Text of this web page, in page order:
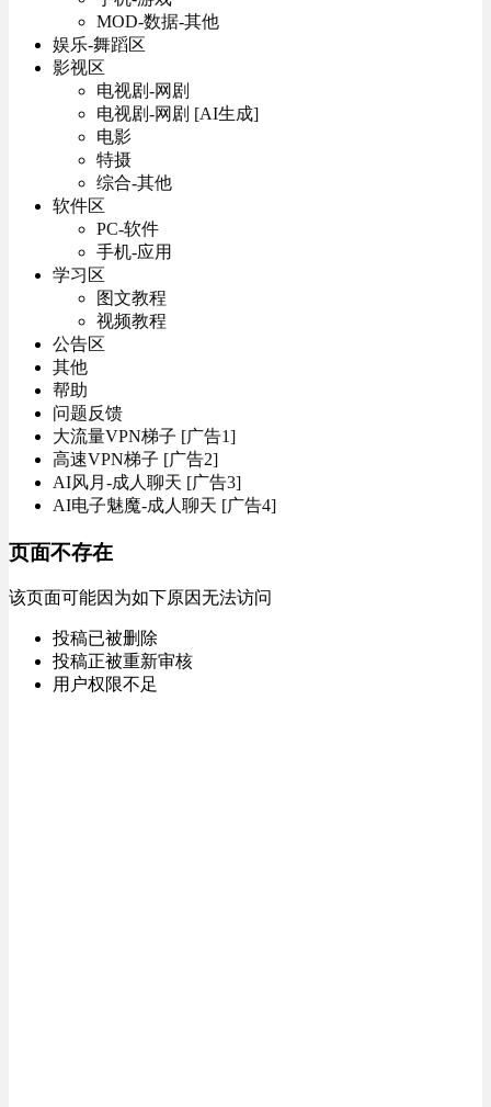
MOD-数据-其他
娱乐-舞蹈区
影视区
电视剧-网剧
电视剧-网剧 [AI生成]
电影
特摄
综合-其他
软件区
PC-软件
手机-应用
学习区
图文教程
视频教程
公告区
其他
帮助
问题反馈
大流量VPN梯子 [广告1]
高速VPN梯子 [广告2]
AI风月-成人聊天 [广告3]
AI电子魅魔-成人聊天 [广告4]
页面不存在
该页面可能因为如下原因无法访问
投稿已被删除
投稿正被重新审核
用户权限不足